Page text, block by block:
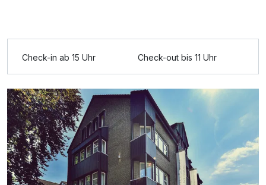
Ausstattung
Zusatznächte
Für 3 Tage p.P. ab 199,00 €
Check-in ab 15 Uhr Check-out bis 11 Uhr